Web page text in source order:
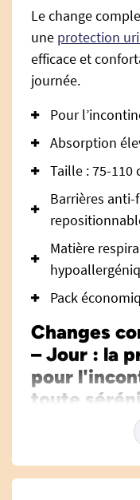
Le change
une protection
efficace et
journée.
Pour
Absorption
Taille : 75-110
Barrières
Matière
Pack
Changes
– Jour : la
pour
toute
Le change
pour répondre
quotidiens des